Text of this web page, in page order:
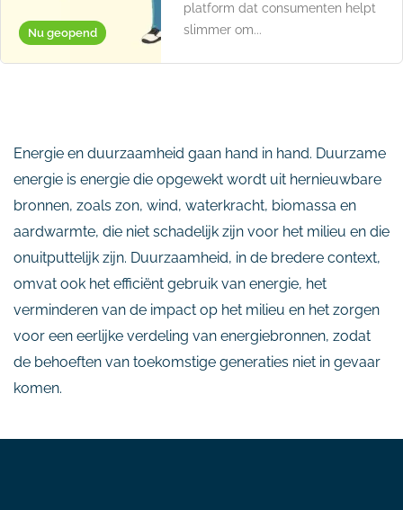
Nu geopend
platform dat consumenten helpt
slimmer om...
Energie en duurzaamheid gaan hand in hand. Duurzame
energie is energie die opgewekt wordt uit hernieuwbare
bronnen, zoals zon, wind, waterkracht, biomassa en
aardwarmte, die niet schadelijk zijn voor het milieu en die
onuitputtelijk zijn. Duurzaamheid, in de bredere context,
omvat ook het efficiënt gebruik van energie, het
verminderen van de impact op het milieu en het zorgen
voor een eerlijke verdeling van energiebronnen, zodat
de behoeften van toekomstige generaties niet in gevaar
komen.